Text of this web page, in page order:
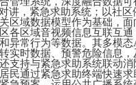
讲，紧急求助系统；以社区
区域数据模型作为基础，面
各区域音视频信息互联互通
异常行为等数据。其多模
实时数据、预警危险信息，
支持与紧急求助系统联动消
民通过紧急求助终端快速求